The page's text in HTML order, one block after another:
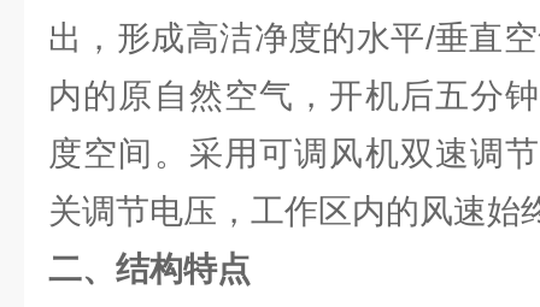
出，形成高洁净度的水平/垂直
内的原自然空气，开机后五分
度空间。采用可调风机双速调
关调节电压，工作区内的风速始
二、结构特点